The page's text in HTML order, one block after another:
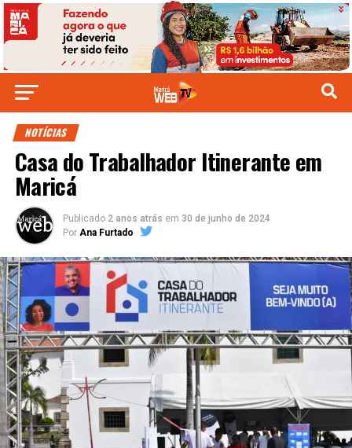
NOTÍCIAS
Casa do Trabalhador Itinerante em
Maricá
Publicado 2 anos atrás em 30 de junho de 2024
Por Ana Furtado